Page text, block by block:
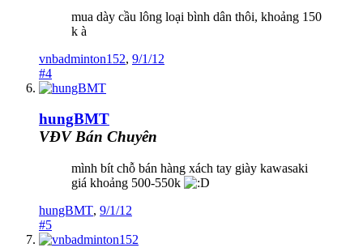
mua dày cầu lông loại bình dân thôi, khoảng 150
k à
vnbadminton152, 9/1/12
#4
hungBMT
VĐV Bán Chuyên
mình bít chỗ bán hàng xách tay giày kawasaki
giá khoảng 500-550k
hungBMT, 9/1/12
#5